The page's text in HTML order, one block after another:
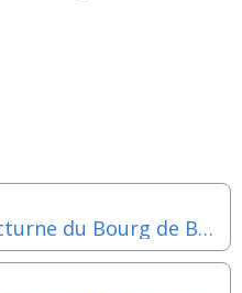
Batz sur Mer - Visite nocturne du Bourg de Batz - Lundi 17 aout 2026